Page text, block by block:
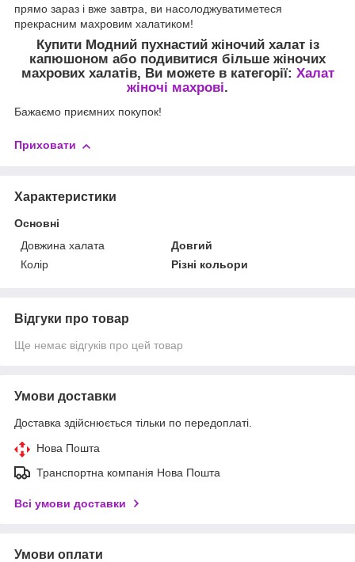
прямо зараз і вже завтра, ви насолоджуватиметеся
прекрасним махровим халатиком!
Купити Модний пухнастий жіночий халат із
капюшоном або подивитися більше жіночих
махрових халатів, Ви можете в категорії: Халат
жіночі махрові.
Бажаємо приємних покупок!
Приховати
Характеристики
Основні
Довжина халата
Довгий
Колір
Різні кольори
Відгуки про товар
Ще немає відгуків про цей товар
Умови доставки
Доставка здійснюється тільки по передоплаті.
Нова Пошта
Транспортна компанія Нова Пошта
Всі умови доставки
Умови оплати